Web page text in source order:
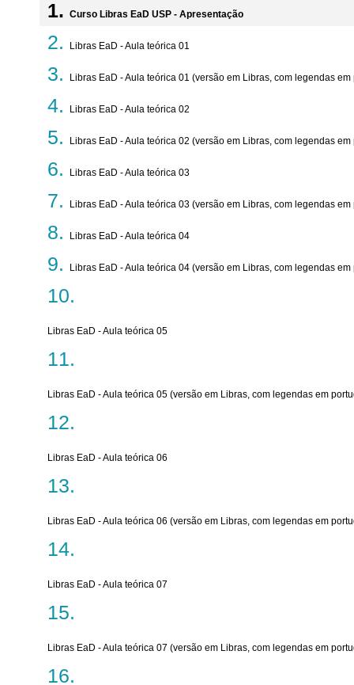
Curso Libras EaD USP - Apresentação
Libras EaD - Aula teórica 01
Libras EaD - Aula teórica 01 (versão em Libras, com legendas em
Libras EaD - Aula teórica 02
Libras EaD - Aula teórica 02 (versão em Libras, com legendas em
Libras EaD - Aula teórica 03
Libras EaD - Aula teórica 03 (versão em Libras, com legendas em
Libras EaD - Aula teórica 04
Libras EaD - Aula teórica 04 (versão em Libras, com legendas em
Libras EaD - Aula teórica 05
Libras EaD - Aula teórica 05 (versão em Libras, com legendas em
Libras EaD - Aula teórica 06
Libras EaD - Aula teórica 06 (versão em Libras, com legendas em
Libras EaD - Aula teórica 07
Libras EaD - Aula teórica 07 (versão em Libras, com legendas em